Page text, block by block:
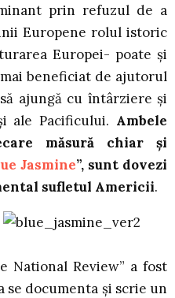
prin refuzul de a
Europene rolul istoric
Europei- poate şi
beneficiat de ajutorul
ajungă cu întârziere şi
ale Pacificului. Ambele
măsură chiar şi
Jasmine”, sunt dovezi
sufletul Americii.
National Review” a fost
documenta şi scrie un